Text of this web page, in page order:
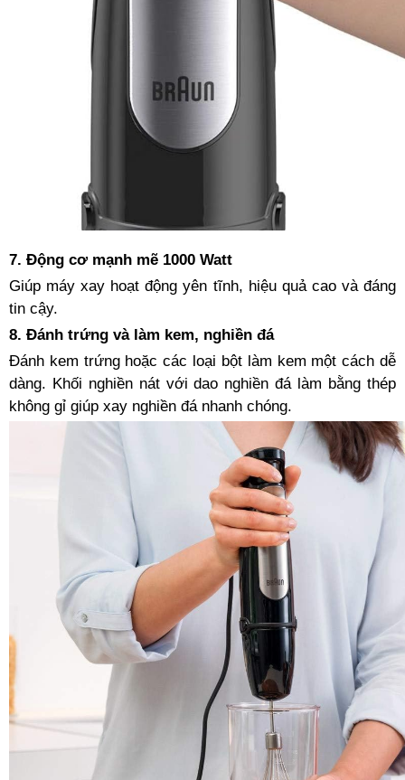
7. Động cơ mạnh mẽ 1000 Watt
Giúp máy xay hoạt động yên tĩnh, hiệu quả cao và đáng
tin cậy.
8. Đánh trứng và làm kem, nghiền đá
Đánh kem trứng hoặc các loại bột làm kem một cách dễ
dàng. Khối nghiền nát với dao nghiền đá làm bằng thép
không gỉ giúp xay nghiền đá nhanh chóng.